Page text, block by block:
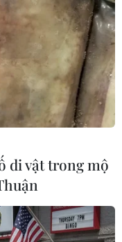
có nhiều bức
tường được bày
di vật trong mộ